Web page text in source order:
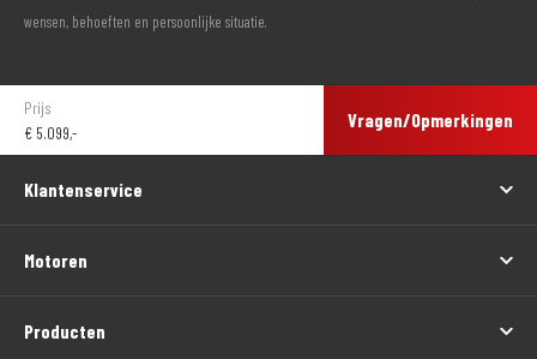
wensen, behoeften en persoonlijke situatie.
Prijs
€ 5.099,-
Vragen/Opmerkingen
Klantenservice
Motoren
Producten